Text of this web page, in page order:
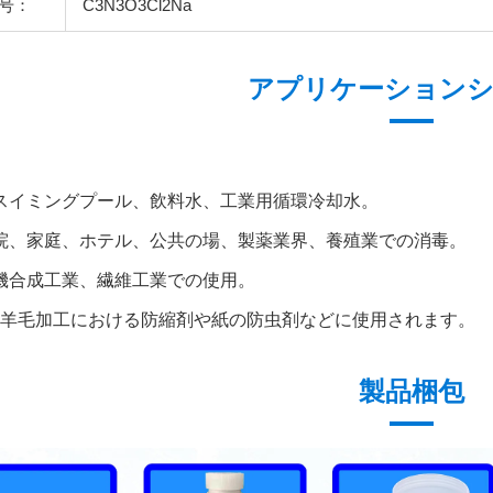
： C3N3O3Cl2Na
アプリケーション
イミングプール、飲料水、工業用循環冷却水。
、家庭、ホテル、公共の場、製薬業界、養殖業での消毒。
合成工業、繊維工業での使用。
毛加工における防縮剤や紙の防虫剤などに使用されます。
製品梱包